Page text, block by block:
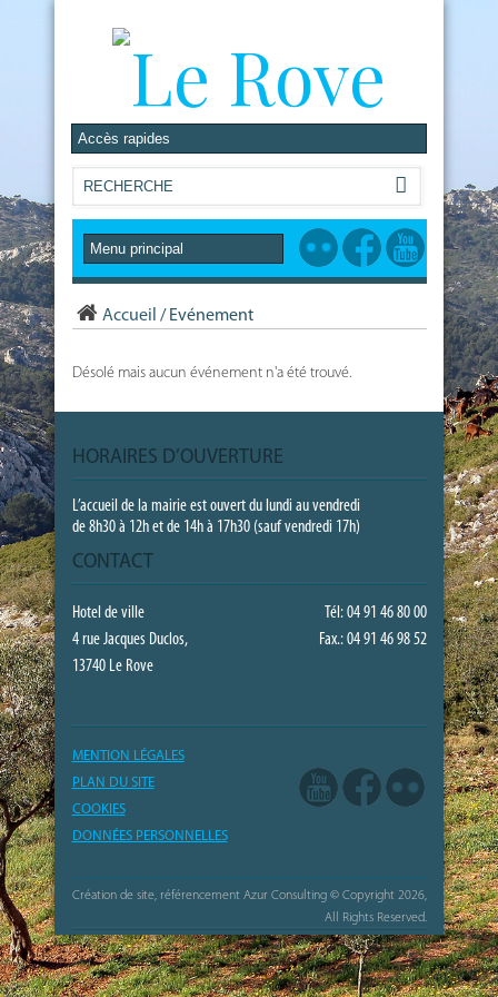
Accueil / Evénement
Désolé mais aucun événement n'a été trouvé.
HORAIRES D’OUVERTURE
L’accueil de la mairie est ouvert du lundi au vendredi
de 8h30 à 12h et de 14h à 17h30 (sauf vendredi 17h)
CONTACT
Hotel de ville
Tél: 04 91 46 80 00
4 rue Jacques Duclos,
Fax.: 04 91 46 98 52
13740 Le Rove
MENTION LÉGALES
PLAN DU SITE
COOKIES
DONNÉES PERSONNELLES
Création de site, référencement Azur Consulting © Copyright 2026,
All Rights Reserved.